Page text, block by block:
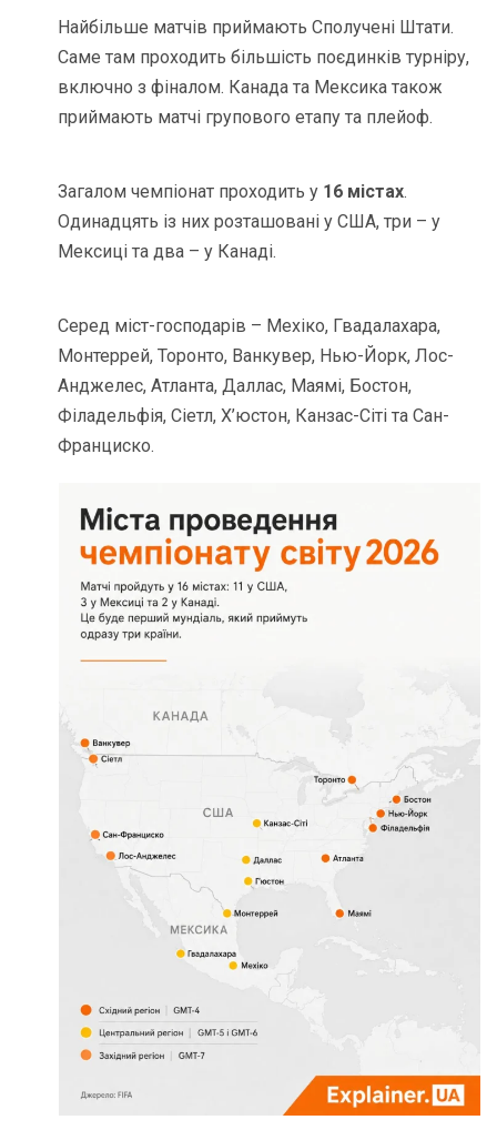
Найбільше матчів приймають Сполучені Штати.
Саме там проходить більшість поєдинків турніру,
включно з фіналом. Канада та Мексика також
приймають матчі групового етапу та плейоф.
Загалом чемпіонат проходить у 16 містах.
Одинадцять із них розташовані у США, три – у
Мексиці та два – у Канаді.
Серед міст-господарів – Мехіко, Гвадалахара,
Монтеррей, Торонто, Ванкувер, Нью-Йорк, Лос-
Анджелес, Атланта, Даллас, Маямі, Бостон,
Філадельфія, Сіетл, Х’юстон, Канзас-Сіті та Сан-
Франциско.